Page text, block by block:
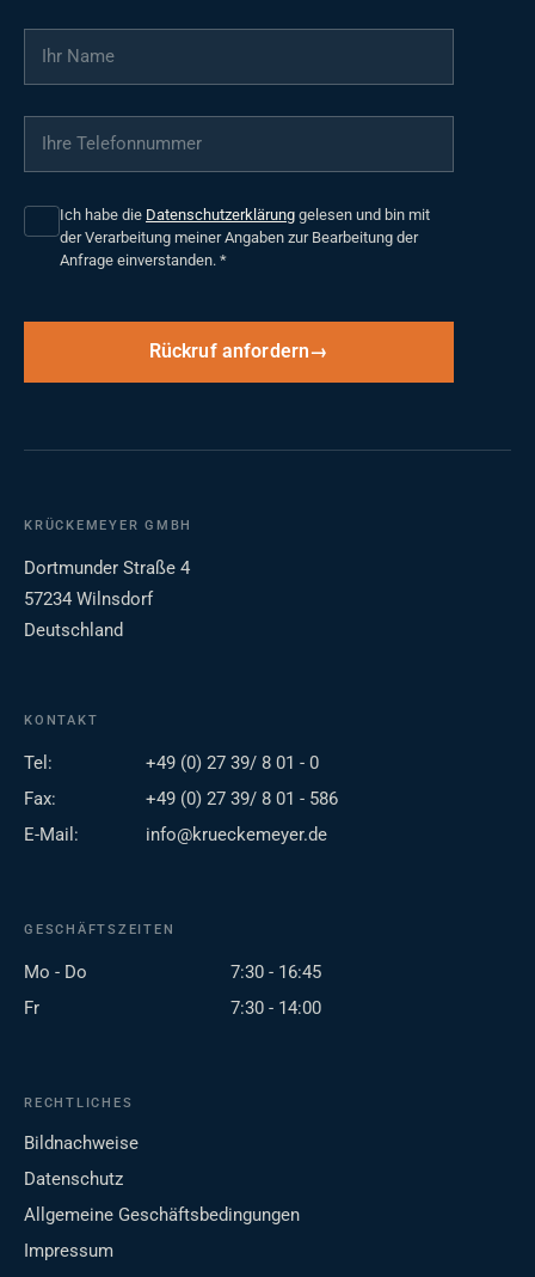
Ihr Name
Ihre Telefonnummer
Ich habe die Datenschutzerklärung gelesen und bin mit
der Verarbeitung meiner Angaben zur Bearbeitung der
Anfrage einverstanden. *
Rückruf anfordern
KRÜCKEMEYER GMBH
Dortmunder Straße 4
57234 Wilnsdorf
Deutschland
KONTAKT
Tel:
+49 (0) 27 39/ 8 01 - 0
Fax:
+49 (0) 27 39/ 8 01 - 586
E-Mail:
info@krueckemeyer.de
GESCHÄFTSZEITEN
Mo - Do
7:30 - 16:45
Fr
7:30 - 14:00
RECHTLICHES
Bildnachweise
Datenschutz
Allgemeine Geschäftsbedingungen
Impressum